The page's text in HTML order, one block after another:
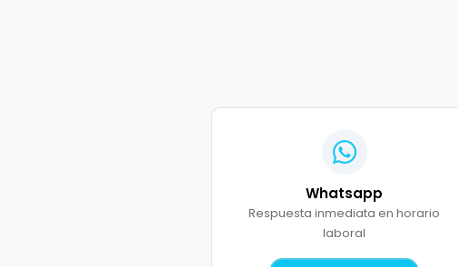
Whatsapp
Respuesta inmediata en horario
laboral